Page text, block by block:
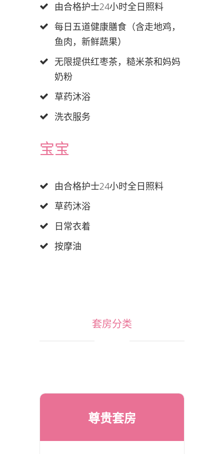
由合格护士24小时全日照料
每日五道健康膳食（含走地鸡，
鱼肉，新鲜蔬果）
无限提供红枣茶，糙米茶和妈妈
奶粉
草药沐浴
洗衣服务
宝宝
由合格护士24小时全日照料
草药沐浴
日常衣着
按摩油
套房分类
尊贵套房